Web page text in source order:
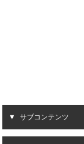
サブコンテンツ